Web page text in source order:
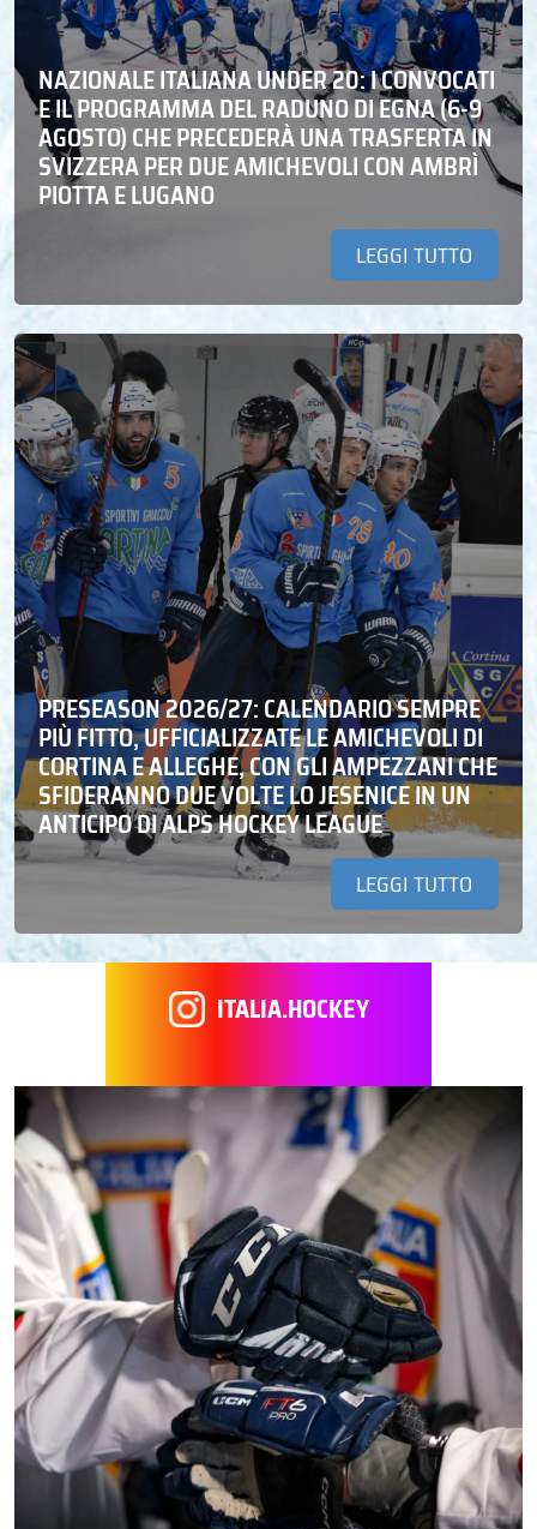
NAZIONALE ITALIANA UNDER 20: I CONVOCATI
E IL PROGRAMMA DEL RADUNO DI EGNA (6-9
AGOSTO) CHE PRECEDERÀ UNA TRASFERTA IN
SVIZZERA PER DUE AMICHEVOLI CON AMBRÌ
PIOTTA E LUGANO
LEGGI TUTTO
PRESEASON 2026/27: CALENDARIO SEMPRE
PIÙ FITTO, UFFICIALIZZATE LE AMICHEVOLI DI
CORTINA E ALLEGHE, CON GLI AMPEZZANI CHE
SFIDERANNO DUE VOLTE LO JESENICE IN UN
ANTICIPO DI ALPS HOCKEY LEAGUE
LEGGI TUTTO
ITALIA.HOCKEY